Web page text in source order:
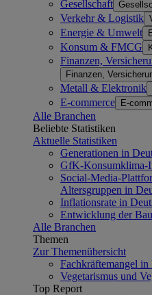
Gesellschaft
Verkehr & Logistik
Energie & Umwelt
Konsum & FMCG
Finanzen,
Finanzen,
Metall & Elektronik
E-commerce E-
Alle Branchen
Beliebte Statistiken
Aktuelle Statistiken
Generationen in
GfK-Konsumklima-
Social-Media-
Altersgruppen in
Inflationsrate in
Entwicklung der
Alle Branchen
Themen
Zur Themenübersicht
Fachkräftemangel
Vegetarismus und
Top Report